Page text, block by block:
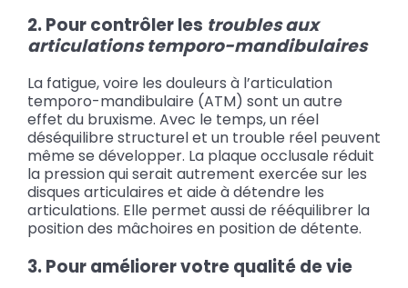
2. Pour contrôler les troubles aux
articulations temporo-mandibulaires
La fatigue, voire les douleurs à l’articulation
temporo-mandibulaire (ATM) sont un autre
effet du bruxisme. Avec le temps, un réel
déséquilibre structurel et un trouble réel peuvent
même se développer. La plaque occlusale réduit
la pression qui serait autrement exercée sur les
disques articulaires et aide à détendre les
articulations. Elle permet aussi de rééquilibrer la
position des mâchoires en position de détente.
3. Pour améliorer votre qualité de vie